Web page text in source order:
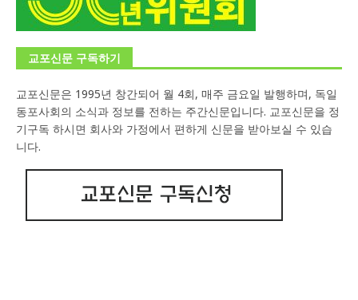
교포신문 구독하기
교포신문은 1995년 창간되어 월 4회, 매주 금요일 발행하며, 독일
동포사회의 소식과 정보를 전하는 주간신문입니다. 교포신문을 정
기구독 하시면 회사와 가정에서 편하게 신문을 받아보실 수 있습
니다.